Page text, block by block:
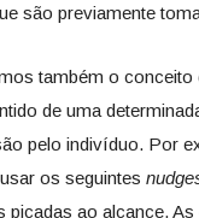
são previamente
também o conceito
de uma
pelo indivíduo. Por
os seguintes
picadas ao alcance.